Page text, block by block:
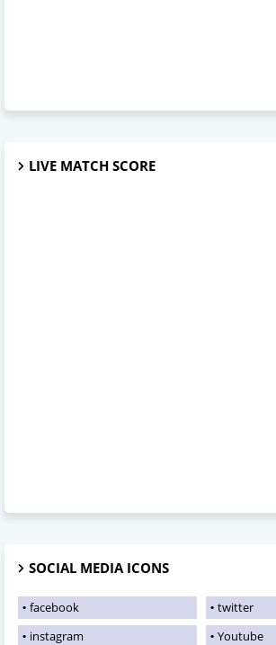
LIVE MATCH SCORE
SOCIAL MEDIA ICONS
facebook
twitter
instagram
Youtube